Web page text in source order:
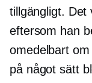
tillgängligt. Det
eftersom han
omedelbart
på något sätt